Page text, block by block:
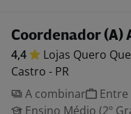
Coordenador
4,4 Lojas Quero
Castro - PR
A combinar
Entre
Ensino Médio (2º